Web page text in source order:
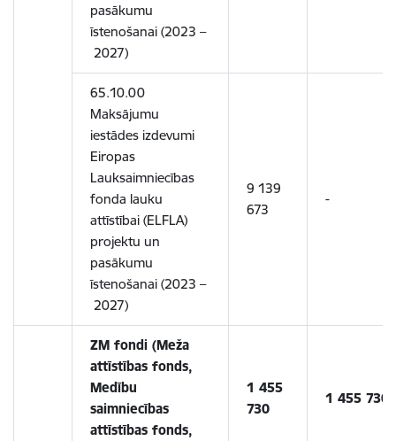
pasākumu
īstenošanai (2023 –
2027)
65.10.00
Maksājumu
iestādes izdevumi
Eiropas
Lauksaimniecības
fonda lauku
attīstībai (ELFLA)
projektu un
pasākumu
īstenošanai (2023 –
2027)
9 139
673
-
ZM fondi (Meža
attīstības fonds,
Medību
saimniecības
attīstības fonds,
1 455
730
1 455 730